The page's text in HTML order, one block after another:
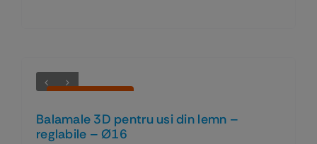
Balamale 3D pentru usi din lemn –
reglabile – Ø16